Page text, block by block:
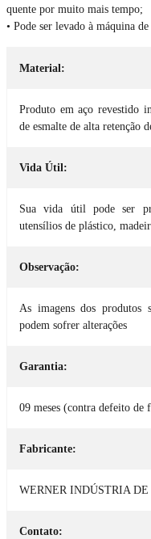
quente por muito mais tempo;
• Pode ser levado à máquina
Material:
Produto em aço revestido
de esmalte de alta retenção
Vida Útil:
Sua vida útil pode ser
utensílios de plástico,
Observação:
As imagens dos produtos
podem sofrer alterações
Garantia:
09 meses (contra defeito de
Fabricante:
WERNER INDÚSTRIA
Contato: